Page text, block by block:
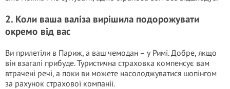
2. Коли ваша валіза вирішила подорожувати
окремо від вас
Ви прилетіли в Париж, а ваш чемодан – у Римі. Добре, якщо
він взагалі прибуде. Туристична страховка компенсує вам
втрачені речі, а поки ви можете насолоджуватися шопінгом
за рахунок страхової компанії.